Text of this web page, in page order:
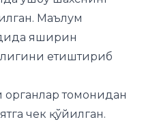
Маълум
яширин
етиштириб
органлар томонидан
чек қўйилган.